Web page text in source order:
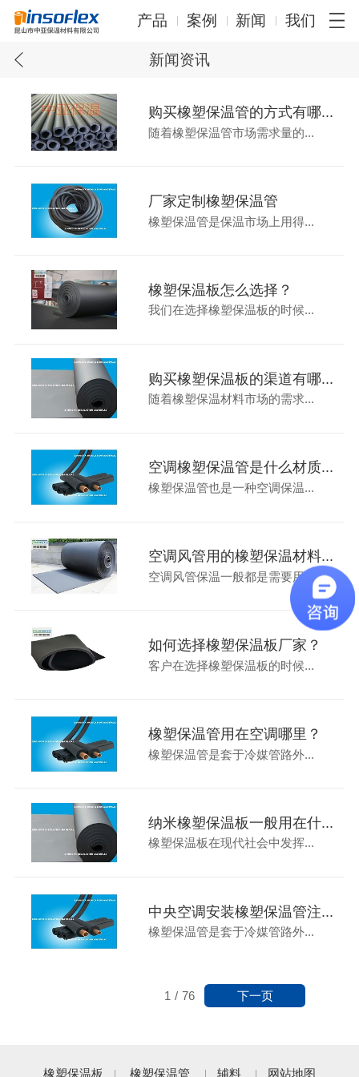
产品 案例 新闻 我们
新闻资讯
购买橡塑保温管的方式有哪...
随着橡塑保温管市场需求量的...
厂家定制橡塑保温管
橡塑保温管是保温市场上用得...
橡塑保温板怎么选择？
我们在选择橡塑保温板的时候...
购买橡塑保温板的渠道有哪...
随着橡塑保温材料市场的需求...
空调橡塑保温管是什么材质...
橡塑保温管也是一种空调保温...
空调风管用的橡塑保温材料...
空调风管保温一般都是需要用...
如何选择橡塑保温板厂家？
客户在选择橡塑保温板的时候...
橡塑保温管用在空调哪里？
橡塑保温管是套于冷媒管路外...
纳米橡塑保温板一般用在什...
橡塑保温板在现代社会中发挥...
中央空调安装橡塑保温管注...
橡塑保温管是套于冷媒管路外...
1 / 76 下一页
橡塑保温板 橡塑保温管 辅料 网站地图